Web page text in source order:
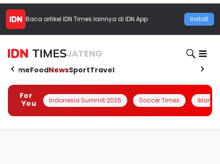
Baca artikel IDN Times lainnya di IDN App Install
JATENG
HomeFoodNewsSportTravel
For
You
Indonesia Summit 2026 Soccer Times Iklanin